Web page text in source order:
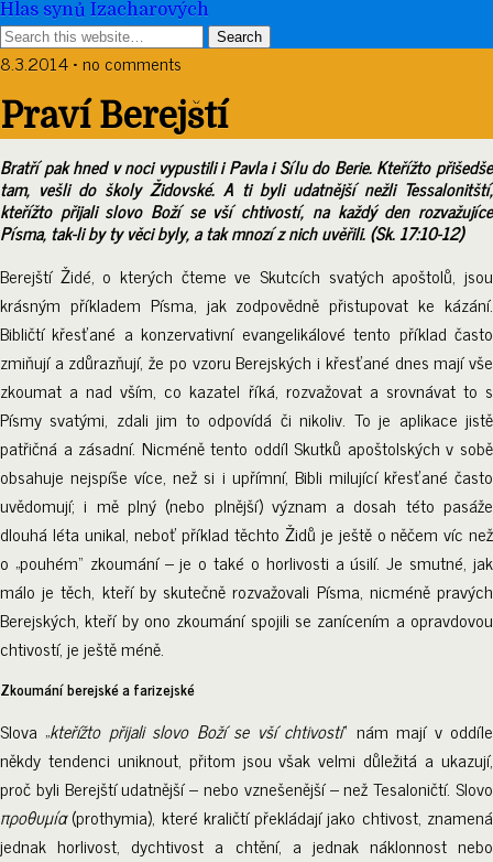
Hlas synů Izacharových
8.3.2014 • no comments
Praví Berejští
Bratří pak hned v noci vypustili i Pavla i Sílu do Berie. Kteřížto přišedše
tam, vešli do školy Židovské. A ti byli udatnější nežli Tessalonitští,
kteřížto přijali slovo Boží se vší chtivostí, na každý den rozvažujíce
Písma, tak-li by ty věci byly, a tak mnozí z nich uvěřili. (Sk. 17:10-12)
Berejští Židé, o kterých čteme ve Skutcích svatých apoštolů, jsou
krásným příkladem Písma, jak zodpovědně přistupovat ke kázání.
Bibličtí křesťané a konzervativní evangelikálové tento příklad často
zmiňují a zdůrazňují, že po vzoru Berejských i křesťané dnes mají vše
zkoumat a nad vším, co kazatel říká, rozvažovat a srovnávat to s
Písmy svatými, zdali jim to odpovídá či nikoliv. To je aplikace jistě
patřičná a zásadní. Nicméně tento oddíl Skutků apoštolských v sobě
obsahuje nejspíše více, než si i upřímní, Bibli milující křesťané často
uvědomují; i mě plný (nebo plnější) význam a dosah této pasáže
dlouhá léta unikal, neboť příklad těchto Židů je ještě o něčem víc než
o „pouhém“ zkoumání – je o také o horlivosti a úsilí. Je smutné, jak
málo je těch, kteří by skutečně rozvažovali Písma, nicméně pravých
Berejských, kteří by ono zkoumání spojili se zanícením a opravdovou
chtivostí, je ještě méně.
Zkoumání berejské a farizejské
Slova „kteřížto přijali slovo Boží se vší chtivostí“ nám mají v oddíle
někdy tendenci uniknout, přitom jsou však velmi důležitá a ukazují,
proč byli Berejští udatnější – nebo vznešenější – než Tesaloničtí. Slovo
προθυμία(prothymia), které kraličtí překládají jako chtivost, znamená
jednak horlivost, dychtivost a chtění, a jednak náklonnost nebo